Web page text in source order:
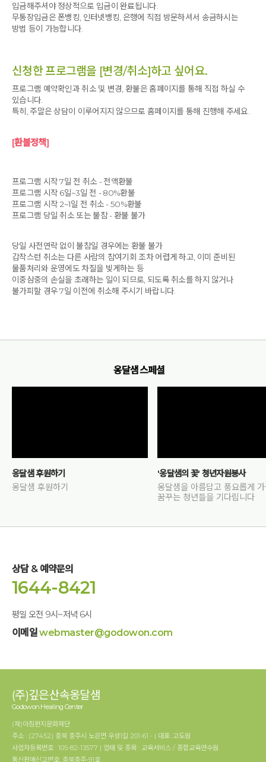
입금해주셔야 정상적으로 입금이 완료됩니다.
무통장입금은 폰뱅킹, 인터넷뱅킹, 은행에 직접 방문하셔서 송금하시는
방법 등이 가능합니다.
신청한 프로그램을 [변경/취소]하고 싶어요.
프로그램 예약확인과 취소 및 변경, 환불은 홈페이지를 통해 직접 하실 수
있습니다.
특히, 주말은 상담이 이루어지지 않으므로 홈페이지를 통해 진행해 주세요.
[환불정책]
프로그램 시작 7일 전 취소 - 전액환불
프로그램 시작 6일~3일 전 - 80%환불
프로그램 시작 2~1일 전 취소 - 50%환불
프로그램 당일 취소 또는 불참 - 환불 불가
당일 사전연락 없이 불참일 경우에는 환불 불가
갑작스런 취소는 다른 사람의 참여기회 조차 어렵게 하고, 이미 준비된
물품처리와 운영에도 차질을 빚게하는 등
이중삼중의 손실을 초래하는 일이 되므로, 되도록 취소를 하지 않거나
불가피할 경우 7일 이전에 취소해 주시기 바랍니다.
옹달샘 스페셜
옹달샘 후원하기
옹달샘 후원하기
'옹달샘의 꽃' 청년자원봉사
옹달샘을 아름답고 풍요롭게
꿈꾸는 청년들을 기다립니다
상담 & 예약문의
1644-8421
평일 오전 9시~저녁 6시
이메일webmaster@godowon.com
(주)깊은산속옹달샘
Godowon Healing Center
(재)아침편지문화재단
주소 : (27452) 충북 충주시 노은면 우성1길 201-61 - | 대표: 고도원
사업자등록번호 : 105-82-13577 | 업태 및 종목 : 교육서비스 / 종합교육연수원
통신판매신고번호: 충북충주-91호